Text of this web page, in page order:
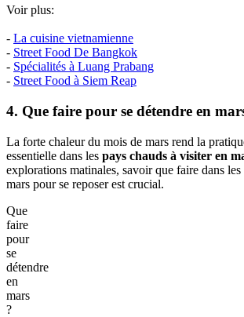
Voir plus:
- La cuisine vietnamienne
- Street Food De Bangkok
- Spécialités à Luang Prabang
- Street Food à Siem Reap
4. Que faire pour se détendre en
La forte chaleur du mois de mars rend la
essentielle dans les pays chauds à visiter en
explorations matinales, savoir que faire dans les
mars pour se reposer est crucial.
Que
faire
pour
se
détendre
en
mars
?